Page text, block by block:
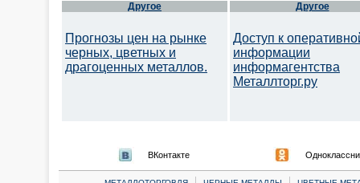
Другое
Прогнозы цен на рынке
черных, цветных и
драгоценных металлов.
Другое
Доступ к
информации
информагентства
Металлторг.ру
ВКонтакте